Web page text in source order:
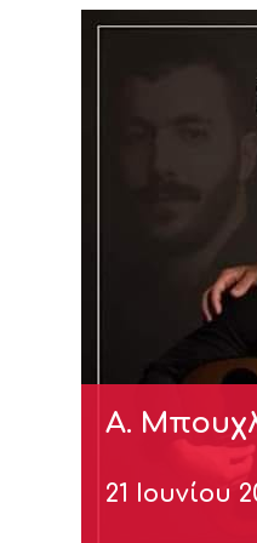
Α.
21 Ιουνίου